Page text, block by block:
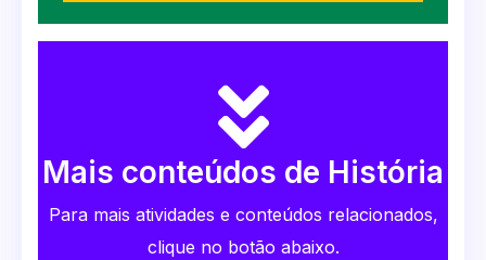
Mais conteúdos de História
Para mais atividades e conteúdos relacionados,
clique no botão abaixo.